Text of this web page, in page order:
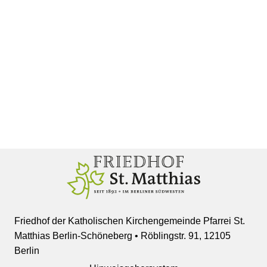
Friedhof der Katholischen Kirchengemeinde Pfarrei St.
Matthias Berlin-Schöneberg • Röblingstr. 91, 12105
Berlin